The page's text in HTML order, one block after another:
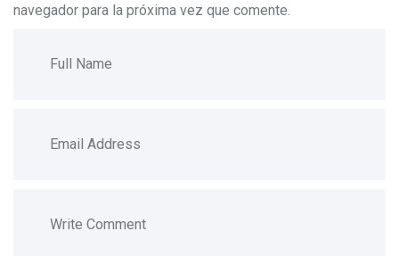
navegador para la próxima vez que comente.